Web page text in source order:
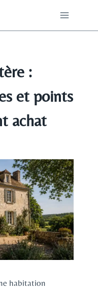
:
et points
achat
habitation